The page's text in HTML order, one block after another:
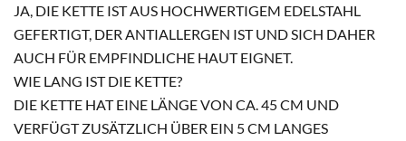
JA, DIE KETTE IST AUS HOCHWERTIGEM EDELSTAHL
GEFERTIGT, DER ANTIALLERGEN IST UND SICH DAHER
AUCH FÜR EMPFINDLICHE HAUT EIGNET.
WIE LANG IST DIE KETTE?
DIE KETTE HAT EINE LÄNGE VON CA. 45 CM UND
VERFÜGT ZUSÄTZLICH ÜBER EIN 5 CM LANGES